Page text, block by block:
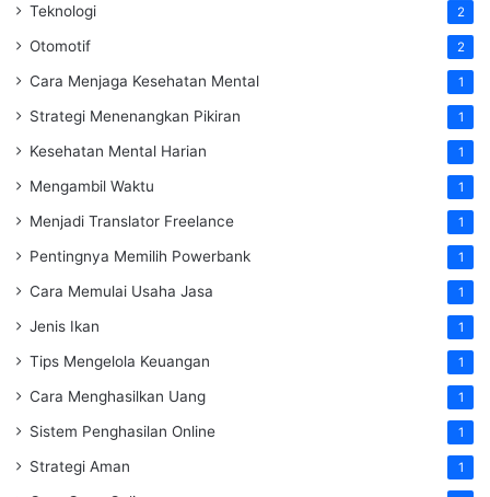
Teknologi 2
Otomotif 2
Cara Menjaga Kesehatan Mental 1
Strategi Menenangkan Pikiran 1
Kesehatan Mental Harian 1
Mengambil Waktu 1
Menjadi Translator Freelance 1
Pentingnya Memilih Powerbank 1
Cara Memulai Usaha Jasa 1
Jenis Ikan 1
Tips Mengelola Keuangan 1
Cara Menghasilkan Uang 1
Sistem Penghasilan Online 1
Strategi Aman 1